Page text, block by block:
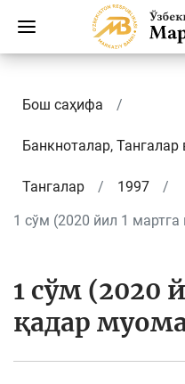
Бош саҳифа
Банкноталар,
Тангалар
1997
1 сўм (2020 йил 1
1 сўм (2020
қадар